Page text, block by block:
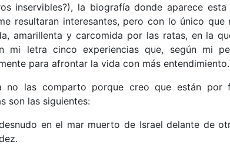
inservibles?), la biografía donde aparece
resultaran interesantes, pero con lo único
amarillenta y carcomida por las ratas, en la
mi letra cinco experiencias que, según mi
para afrontar la vida con más entendimiento.
no las comparto porque creo que están por
son las siguientes:
en el mar muerto de Israel delante de